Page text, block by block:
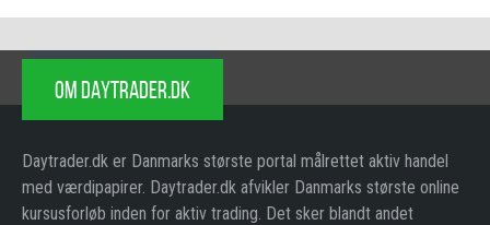
OM DAYTRADER.DK
Daytrader.dk er Danmarks største portal målrettet aktiv handel
med værdipapirer. Daytrader.dk afvikler Danmarks største online
kursusforløb inden for aktiv trading. Det sker blandt andet